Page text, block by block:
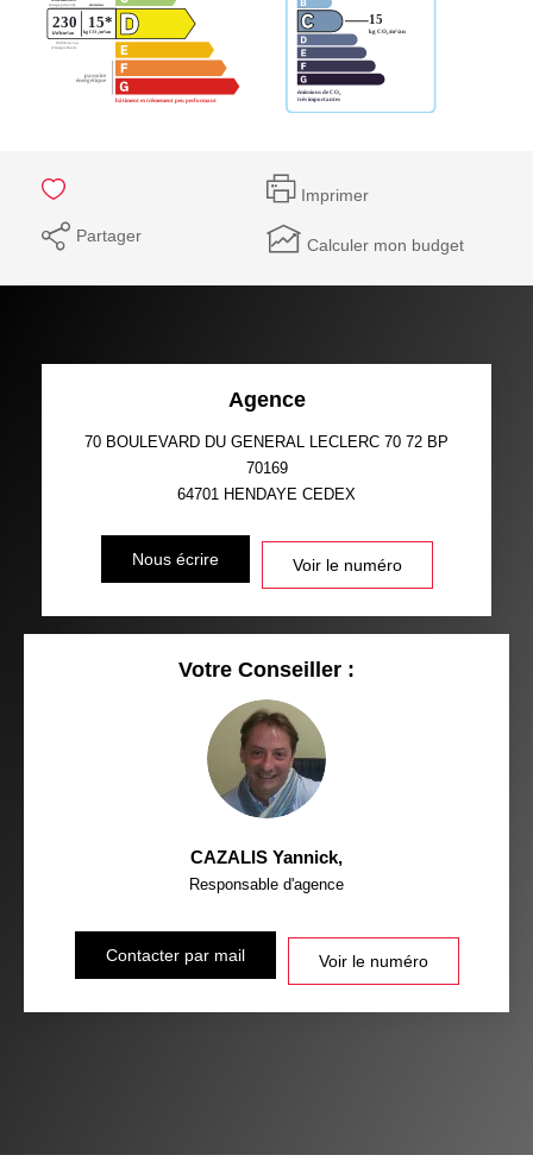
Imprimer
Partager Calculer mon budget
Agence
70 BOULEVARD DU GENERAL LECLERC 70 72 BP
70169
64701 HENDAYE CEDEX
Nous écrire Voir le numéro
Votre Conseiller :
CAZALIS Yannick,
Responsable d'agence
Contacter par mail Voir le numéro